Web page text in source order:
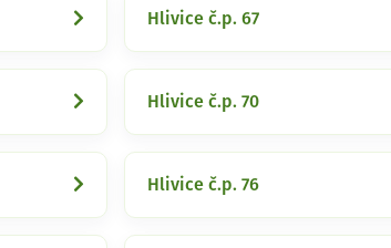
Hlivice č.p. 67
Hlivice č.p. 70
Hlivice č.p. 76